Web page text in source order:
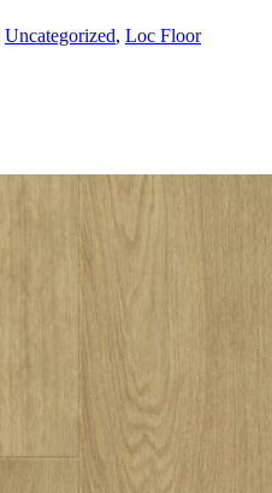
Uncategorized, Loc Floor